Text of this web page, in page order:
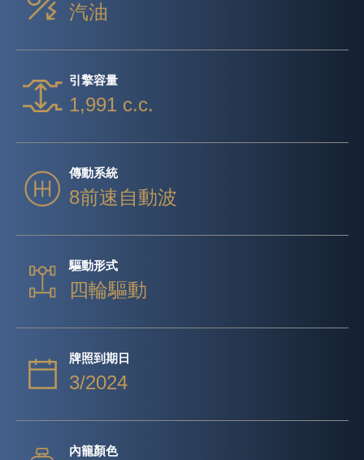
汽油
引擎容量
1,991 c.c.
傳動系統
8前速自動波
驅動形式
四輪驅動
牌照到期日
3/2024
內籠顏色